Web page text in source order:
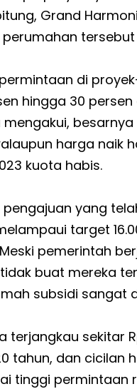
Grand
di
hingga 30
harga naik
kuota habis.
pengajuan yang
target
pemerintah
buat mereka
subsidi sangat
terjangkau sekitar
tahun, dan cicilan
tinggi